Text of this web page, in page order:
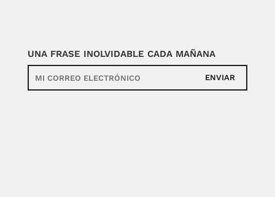
UNA FRASE INOLVIDABLE CADA MAÑANA
ENVIAR